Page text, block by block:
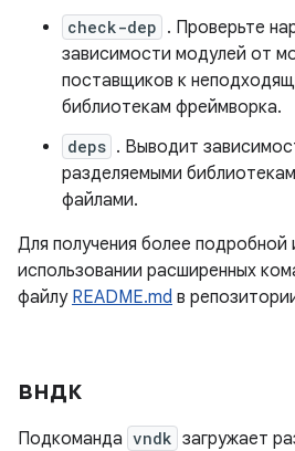
check-dep . Проверьте
зависимости модулей от
поставщиков к
библиотекам фреймворка.
deps . Выводит
разделяемыми
файлами.
Для получения более
использовании расширенных
файлу README.md в
вндк
Подкоманда vndk загружает